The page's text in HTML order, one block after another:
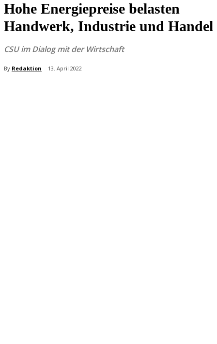
Hohe Energiepreise belasten
Handwerk, Industrie und Handel
CSU im Dialog mit der Wirtschaft
By Redaktion 13. April 2022